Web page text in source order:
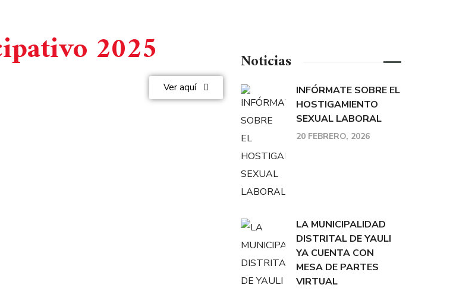
2025
Ver aquí
Noticias
INFÓRMATE SOBRE EL
HOSTIGAMIENTO
SEXUAL LABORAL
20 FEBRERO, 2026
LA MUNICIPALIDAD
DISTRITAL DE YAULI
YA CUENTA CON
MESA DE PARTES
VIRTUAL